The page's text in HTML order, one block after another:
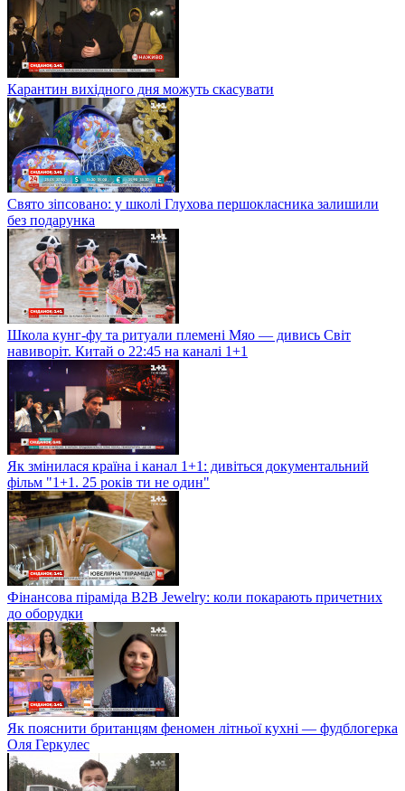
Карантин вихідного дня можуть скасувати
Свято зіпсовано: у школі Глухова першокласника залишили
без подарунка
Школа кунг-фу та ритуали племені Мяо — дивись Світ
навиворіт. Китай о 22:45 на каналі 1+1
Як змінилася країна і канал 1+1: дивіться документальний
фільм "1+1. 25 років ти не один"
Фінансова піраміда B2B Jewelry: коли покарають причетних
до оборудки
Як пояснити британцям феномен літньої кухні — фудблогерка
Оля Геркулес